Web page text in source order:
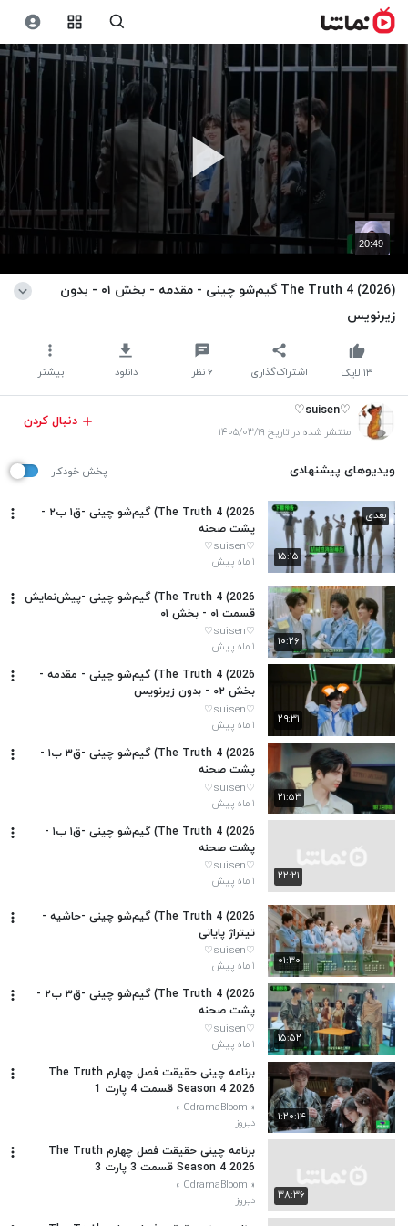
20:49
The Truth 4 (2026) گیم‌شو چینی - مقدمه - بخش ۰۱ - بدون
زیرنویس
اشتراک‌گذاری ۶ نظر دانلود بیشتر ۱۳ لایک
♡suisen♡
منتشر شده در تاریخ ۱۴۰۵/۰۳/۱۹
دنبال کردن
ویدیوهای پیشنهادی پخش خودکار
۱۵:۱۵
بعدی
The Truth 4 (2026) گیم‌شو چینی -ق۱ ب۲ -
پشت صحنه
♡suisen♡
۱ ماه پیش
۱۰:۲۶
The Truth 4 (2026) گیم‌شو چینی -پیش‌نمایش
قسمت ۰۱ - بخش ۰۱
♡suisen♡
۱ ماه پیش
۲۹:۳۱
The Truth 4 (2026) گیم‌شو چینی - مقدمه -
بخش ۰۲ - بدون زیرنویس
♡suisen♡
۱ ماه پیش
۲۱:۵۳
The Truth 4 (2026) گیم‌شو چینی -ق۳ ب۱ -
پشت صحنه
♡suisen♡
۱ ماه پیش
۲۲:۲۱
The Truth 4 (2026) گیم‌شو چینی -ق۱ ب۱ -
پشت صحنه
♡suisen♡
۱ ماه پیش
۰۱:۳۰
The Truth 4 (2026) گیم‌شو چینی -حاشیه -
تیتراژ پایانی
♡suisen♡
۱ ماه پیش
۱۵:۵۲
The Truth 4 (2026) گیم‌شو چینی -ق۳ ب۲ -
پشت صحنه
♡suisen♡
۱ ماه پیش
۱:۲۰:۱۴
برنامه چینی حقیقت فصل چهارم The Truth
Season 4 2026 قسمت 4 پارت 1
« CdramaBloom »
دیروز
۳۸:۳۶
برنامه چینی حقیقت فصل چهارم The Truth
Season 4 2026 قسمت 3 پارت 3
« CdramaBloom »
دیروز